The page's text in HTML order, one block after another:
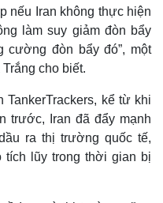
nếu Iran không thực hiện
làm suy giảm đòn bẩy
cường đòn bẩy đó”, một
cho biết.
TankerTrackers, kể từ khi
trước, Iran đã đẩy mạnh
ra thị trường quốc tế,
lũy trong thời gian bị